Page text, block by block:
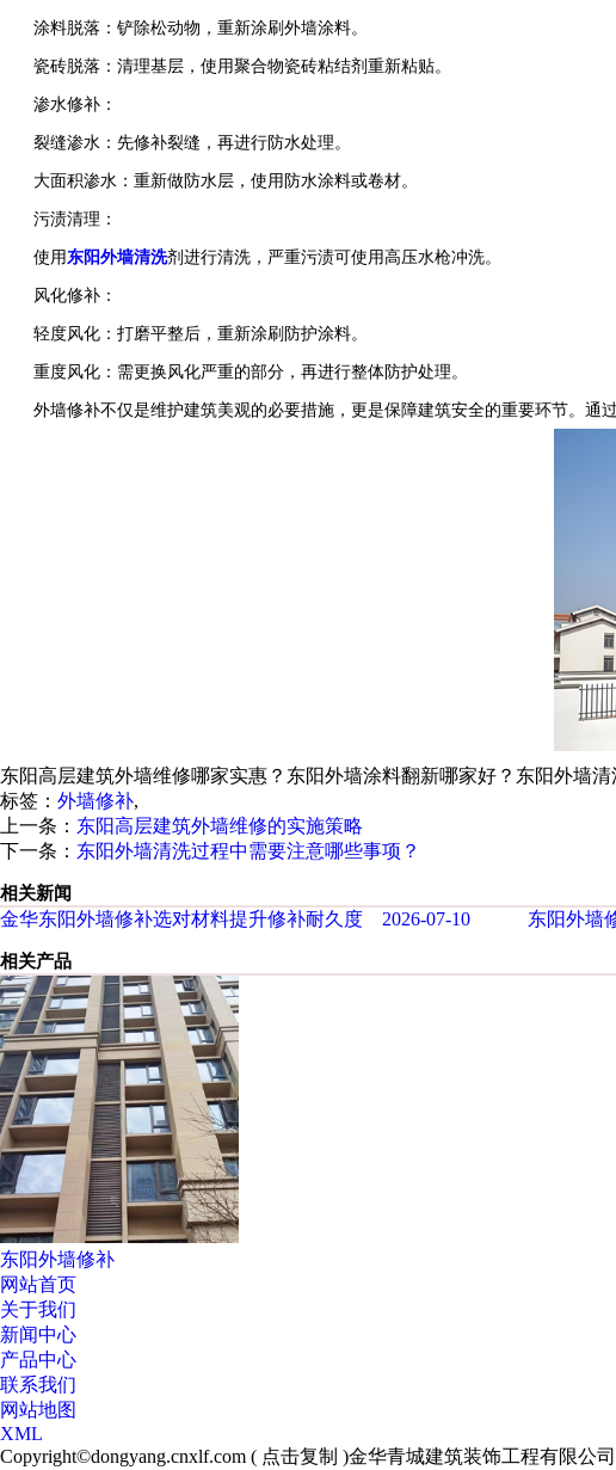
涂料脱落：铲除松动物，重新涂刷外墙涂料。
瓷砖脱落：清理基层，使用聚合物瓷砖粘结剂重新粘贴。
渗水修补：
裂缝渗水：先修补裂缝，再进行防水处理。
大面积渗水：重新做防水层，使用防水涂料或卷材。
污渍清理：
使用东阳外墙清洗剂进行清洗，严重污渍可使用高压水枪冲洗。
风化修补：
轻度风化：打磨平整后，重新涂刷防护涂料。
重度风化：需更换风化严重的部分，再进行整体防护处理。
外墙修补不仅是维护建筑美观的必要措施，更是保障建筑安全的重要环节。通
东阳高层建筑外墙维修哪家实惠？东阳外墙涂料翻新哪家好？东阳外墙
标签： 外墙修补,
上一条： 东阳高层建筑外墙维修的实施策略
下一条： 东阳外墙清洗过程中需要注意哪些事项？
相关新闻
金华东阳外墙修补选对材料提升修补耐久度 2026-07-10 东阳外墙
相关产品
东阳外墙修补
网站首页
关于我们
新闻中心
产品中心
联系我们
网站地图
XML
Copyright©dongyang.cnxlf.com ( 点击复制 )金华青城建筑装饰工程有限公司